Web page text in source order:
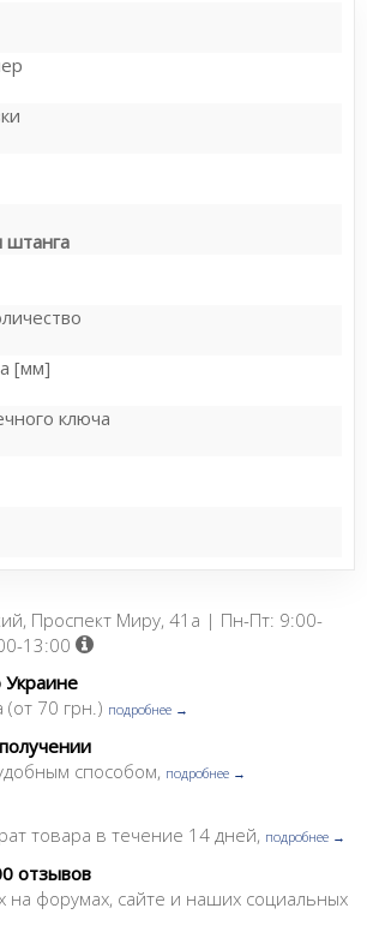
штанга
[мм]
ключа
Проспект Миру, 41а | Пн-Пт: 9:00-
13:00
Украине
70 грн.) подробнее →
способом, подробнее →
товара в течение 14 дней, подробнее →
отзывов
на форумах, сайте и наших социальных